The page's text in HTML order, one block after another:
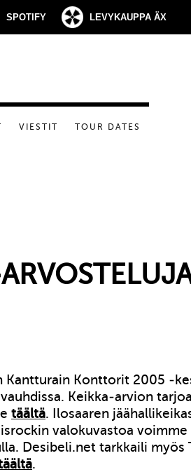
SPOTIFY LEVYKAUPPA ÄX
VIESTIT TOUR DATES
Kantturain Konttorit 2005 -
Keikka-arvion
täältä. Ilosaaren
valokuvastoa
Desibeli.net tarkkaili myös
.